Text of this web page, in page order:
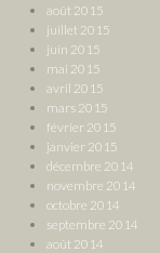
août 2015
juillet 2015
juin 2015
mai 2015
avril 2015
mars 2015
février 2015
janvier 2015
décembre 2014
novembre 2014
octobre 2014
septembre 2014
août 2014